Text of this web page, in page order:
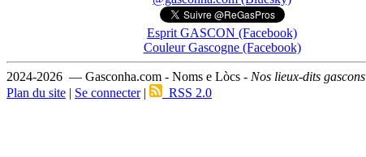
Esprit GASCON (Facebook)
Couleur Gascogne (Facebook)
2024-2026 — Gasconha.com - Noms e Lòcs - Nos lieux-dits gascons
Plan du site | Se connecter| RSS 2.0